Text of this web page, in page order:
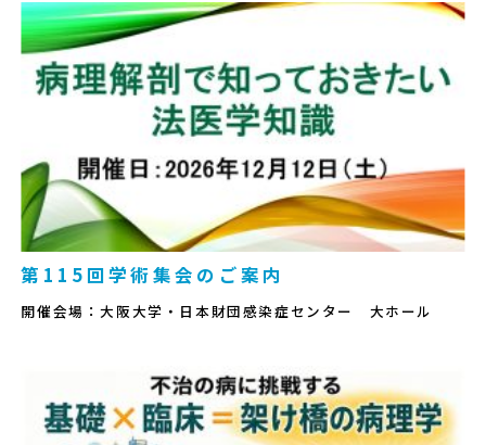
第115回学術集会のご案内
開催会場：大阪大学・日本財団感染症センター 大ホール